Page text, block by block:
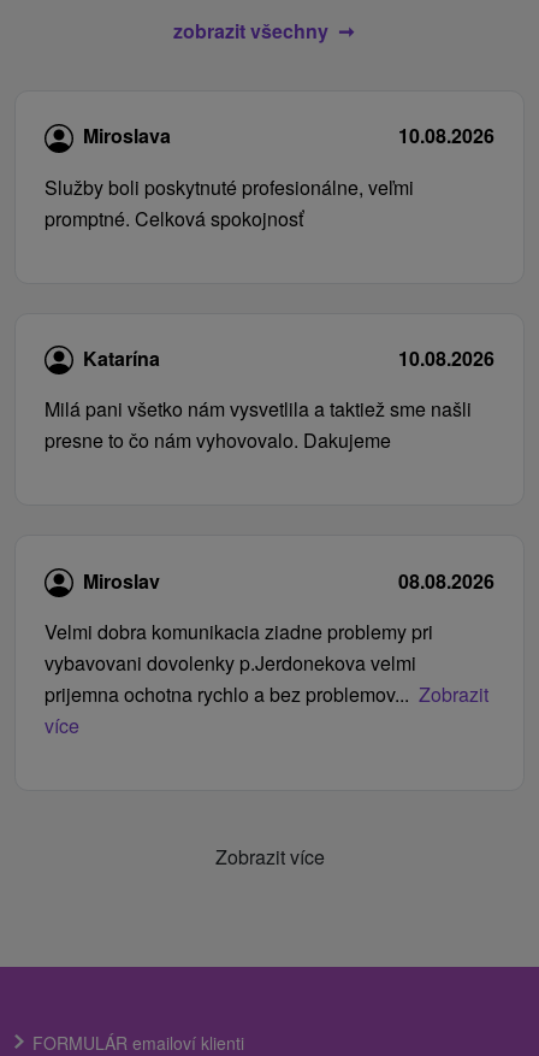
zobrazit všechny
Miroslava
10.08.2026
Služby boli poskytnuté profesionálne, veľmi
promptné. Celková spokojnosť
Katarína
10.08.2026
Milá pani všetko nám vysvetlila a taktiež sme našli
presne to čo nám vyhovovalo. Dakujeme
Miroslav
08.08.2026
Velmi dobra komunikacia ziadne problemy pri
vybavovani dovolenky p.Jerdonekova velmi
prijemna ochotna rychlo a bez problemov... Zobrazit
více
Zobrazit více
FORMULÁR emailoví klienti